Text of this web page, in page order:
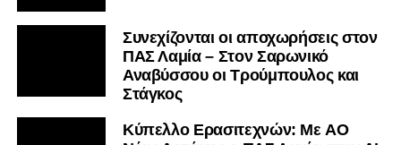
Συνεχίζονται οι αποχωρήσεις στον
ΠΑΣ Λαμία – Στον Σαρωνικό
Αναβύσσου οι Τρούμπουλος και
Στάγκος
Kύπελλο Ερασιτεχνών: Με AO